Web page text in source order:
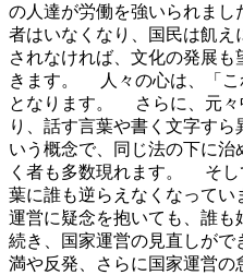
の人達が労働を強いられま
者はいなくなり、国民は飢
されなければ、文化の発展
きます。 人々の心は、「こ
となります。 さらに、元々
り、話す言葉や書く文字す
いう概念で、同じ法の下に
く者も多数現れます。 そし
葉に誰も逆らえなくなって
運営に疑念を抱いても、誰
続き、国家運営の見直しが
満や反発、さらに国家運営